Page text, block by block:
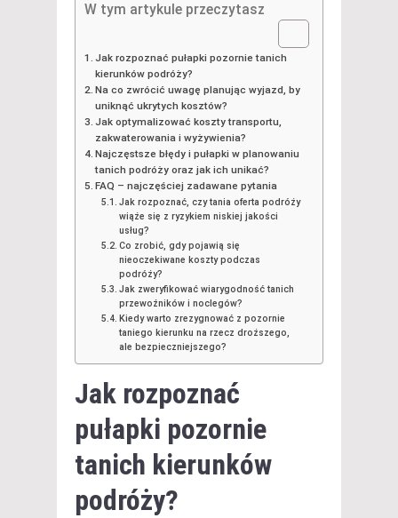
W tym artykule przeczytasz
Jak rozpoznać pułapki pozornie tanich
kierunków podróży?
Na co zwrócić uwagę planując wyjazd, by
uniknąć ukrytych kosztów?
Jak optymalizować koszty transportu,
zakwaterowania i wyżywienia?
Najczęstsze błędy i pułapki w planowaniu
tanich podróży oraz jak ich unikać?
FAQ – najczęściej zadawane pytania
Jak rozpoznać, czy tania oferta podróży
wiąże się z ryzykiem niskiej jakości
usług?
Co zrobić, gdy pojawią się
nieoczekiwane koszty podczas
podróży?
Jak zweryfikować wiarygodność tanich
przewoźników i noclegów?
Kiedy warto zrezygnować z pozornie
taniego kierunku na rzecz droższego,
ale bezpieczniejszego?
Jak rozpoznać
pułapki pozornie
tanich kierunków
podróży?